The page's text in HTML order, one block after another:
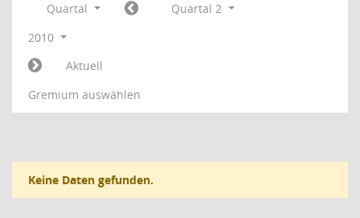
Quartal
Quartal 2
2010
Aktuell
Gremium auswählen
Keine Daten gefunden.